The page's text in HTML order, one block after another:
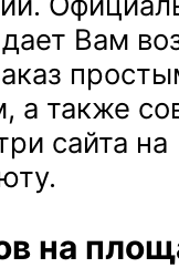
Вам
а также
сайта на
на